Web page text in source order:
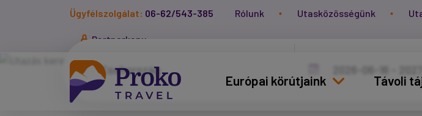
Ügyfélszolgálat: 06-62/543-385 Rólunk Utasközösségünk
Partnerkapu
Európai körútjaink Távoli